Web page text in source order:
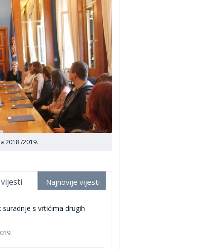
2018./2019.
Najnovije vijesti
suradnje s vrtićima drugih